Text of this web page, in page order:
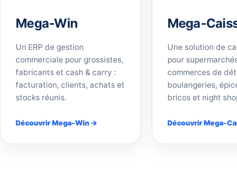
Mega-Win
Un ERP de gestion
commerciale pour grossistes,
fabricants et cash & carry :
facturation, clients, achats et
stocks réunis.
Découvrir Mega-Win →
Mega-
Une solution de
pour
commerces de
boulangeries,
bricos et night
Découvrir Mega-